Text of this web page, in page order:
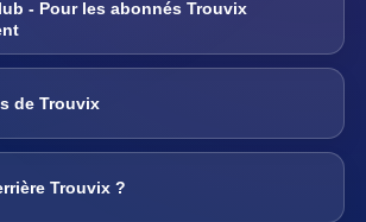
- Pour les abonnés Trouvix
de Trouvix
Trouvix ?